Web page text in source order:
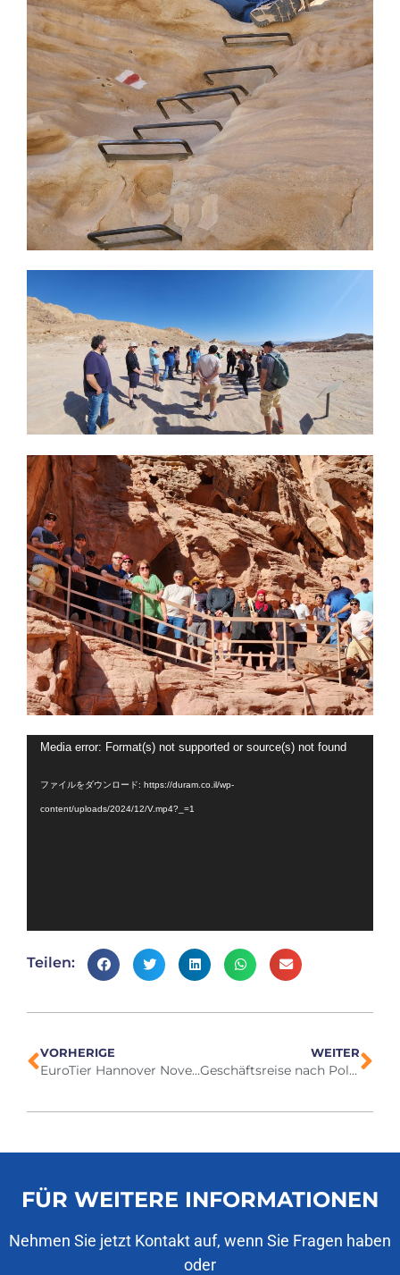
Media error: Format(s) not supported or source(s) not found
ファイルをダウンロード: https://duram.co.il/wp-
content/uploads/2024/12/V.mp4?_=1
Teilen:
VORHERIGE
EuroTier Hannover November 2024
WEITER
Geschäftsreise nach Polen Dezember 2024
FÜR WEITERE INFORMATIONEN
Nehmen Sie jetzt Kontakt auf, wenn Sie Fragen haben
oder